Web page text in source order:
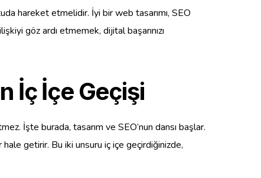
hareket etmelidir. İyi bir web tasarımı, SEO
göz ardı etmemek, dijital başarınızı
İç İçe Geçişi
İşte burada, tasarım ve SEO’nun dansı başlar.
getirir. Bu iki unsuru iç içe geçirdiğinizde,